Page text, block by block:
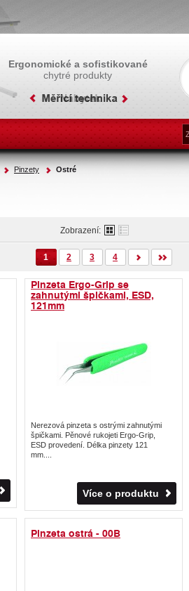
Ergonomické a sofistikované
chytré produkty
Pinzety Ostré
Zobrazení:
1 2 3 4
Pinzeta Ergo-Grip se
zahnutými špičkami, ESD,
121mm
Nerezová pinzeta s ostrými zahnutými
špičkami. Pěnové rukojeti Ergo-Grip,
ESD provedení. Délka pinzety 121
mm....
Více o produktu
Pinzeta ostrá - 00B